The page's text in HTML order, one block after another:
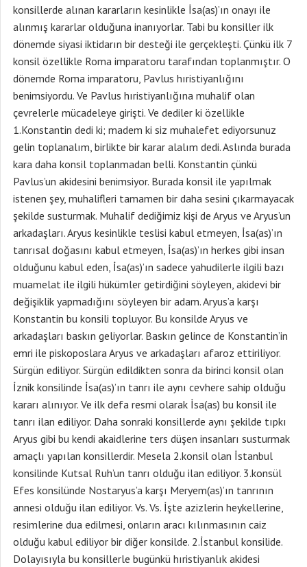
konsillerde alınan kararların kesinlikle İsa(as)’ın onayı ile
alınmış kararlar olduğuna inanıyorlar. Tabi bu konsiller ilk
dönemde siyasi iktidarın bir desteği ile gerçekleşti. Çünkü ilk 7
konsil özellikle Roma imparatoru tarafından toplanmıştır. O
dönemde Roma imparatoru, Pavlus hıristiyanlığını
benimsiyordu. Ve Pavlus hıristiyanlığına muhalif olan
çevrelerle mücadeleye girişti. Ve dediler ki özellikle
1.Konstantin dedi ki; madem ki siz muhalefet ediyorsunuz
gelin toplanalım, birlikte bir karar alalım dedi. Aslında burada
kara daha konsil toplanmadan belli. Konstantin çünkü
Pavlus’un akidesini benimsiyor. Burada konsil ile yapılmak
istenen şey, muhalifleri tamamen bir daha sesini çıkarmayacak
şekilde susturmak. Muhalif dediğimiz kişi de Aryus ve Aryus’un
arkadaşları. Aryus kesinlikle teslisi kabul etmeyen, İsa(as)’ın
tanrısal doğasını kabul etmeyen, İsa(as)’ın herkes gibi insan
olduğunu kabul eden, İsa(as)’ın sadece yahudilerle ilgili bazı
muamelat ile ilgili hükümler getirdiğini söyleyen, akidevi bir
değişiklik yapmadığını söyleyen bir adam. Aryus’a karşı
Konstantin bu konsili topluyor. Bu konsilde Aryus ve
arkadaşları baskın geliyorlar. Baskın gelince de Konstantin’in
emri ile piskoposlara Aryus ve arkadaşları afaroz ettiriliyor.
Sürgün ediliyor. Sürgün edildikten sonra da birinci konsil olan
İznik konsilinde İsa(as)’ın tanrı ile aynı cevhere sahip olduğu
kararı alınıyor. Ve ilk defa resmi olarak İsa(as) bu konsil ile
tanrı ilan ediliyor. Daha sonraki konsillerde aynı şekilde tıpkı
Aryus gibi bu kendi akaidlerine ters düşen insanları susturmak
amaçlı yapılan konsillerdir. Mesela 2.konsil olan İstanbul
konsilinde Kutsal Ruh’un tanrı olduğu ilan ediliyor. 3.konsül
Efes konsilünde Nostaryus’a karşı Meryem(as)’ın tanrının
annesi olduğu ilan ediliyor. Vs. Vs. İşte azizlerin heykellerine,
resimlerine dua edilmesi, onların aracı kılınmasının caiz
olduğu kabul ediliyor bir diğer konsilde. 2.İstanbul konsilide.
Dolayısıyla bu konsillerle bugünkü hıristiyanlık akidesi